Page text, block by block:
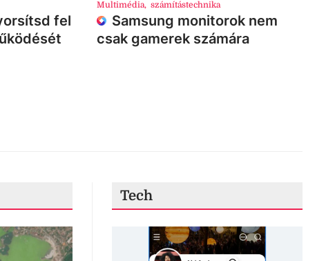
fel
Multimédia, számítástechnika
Samsung monitorok nem
csak gamerek számára
Tech